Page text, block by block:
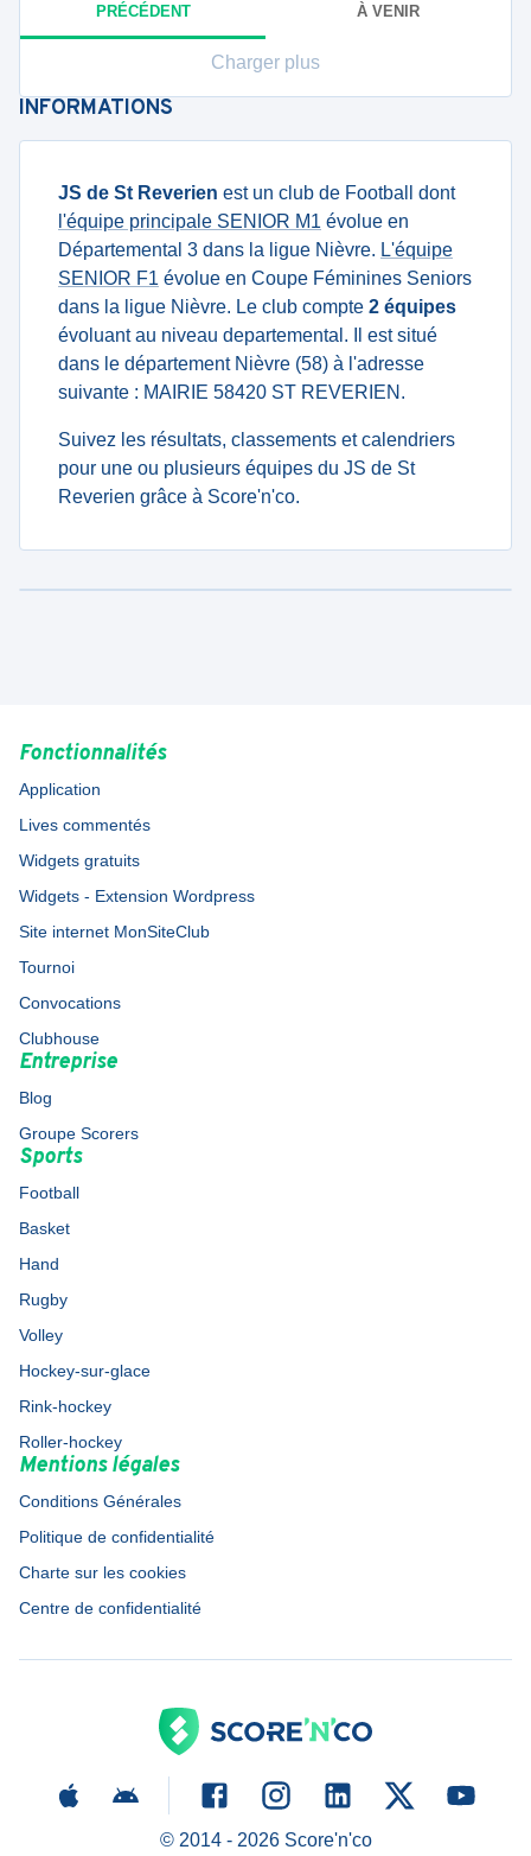
PRÉCÉDENT À VENIR
Charger plus
INFORMATIONS
JS de St Reverien est un club de Football dont
l'équipe principale SENIOR M1 évolue en
Départemental 3 dans la ligue Nièvre. L'équipe
SENIOR F1 évolue en Coupe Féminines Seniors
dans la ligue Nièvre. Le club compte 2 équipes
évoluant au niveau departemental. Il est situé
dans le département Nièvre (58) à l'adresse
suivante : MAIRIE 58420 ST REVERIEN.
Suivez les résultats, classements et calendriers
pour une ou plusieurs équipes du JS de St
Reverien grâce à Score'n'co.
Fonctionnalités
Application
Lives commentés
Widgets gratuits
Widgets - Extension Wordpress
Site internet MonSiteClub
Tournoi
Convocations
Clubhouse
Entreprise
Blog
Groupe Scorers
Sports
Football
Basket
Hand
Rugby
Volley
Hockey-sur-glace
Rink-hockey
Roller-hockey
Mentions légales
Conditions Générales
Politique de confidentialité
Charte sur les cookies
Centre de confidentialité
© 2014 - 2026Score'n'co